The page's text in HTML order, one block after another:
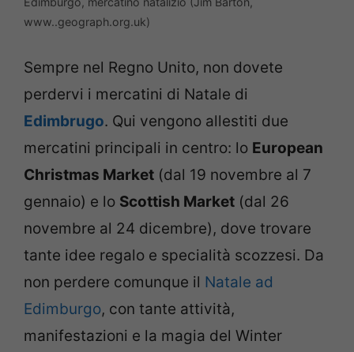
www..geograph.org.uk)
Sempre nel Regno Unito, non dovete
perdervi i mercatini di Natale di
Edimbrugo. Qui vengono allestiti due
mercatini principali in centro: lo European
Christmas Market (dal 19 novembre al 7
gennaio) e lo Scottish Market (dal 26
novembre al 24 dicembre), dove trovare
tante idee regalo e specialità scozzesi. Da
non perdere comunque il Natale ad
Edimburgo, con tante attività,
manifestazioni e la magia del Winter